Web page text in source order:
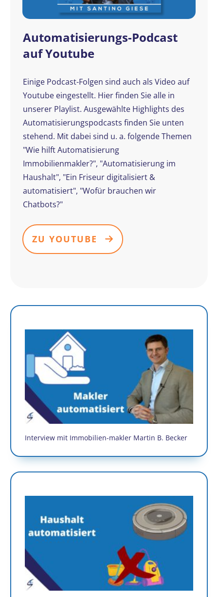
Automatisierungs-Podcast
auf Youtube
Einige Podcast-Folgen sind auch als Video auf
Youtube eingestellt. Hier finden Sie alle in
unserer Playlist. Ausgewählte Highlights des
Automatisierungspodcasts finden Sie unten
stehend. Mit dabei sind u. a. folgende Themen
"Wie hilft Automatisierung
Immobilienmakler?", "Automatisierung im
Haushalt", "Ein Friseur digitalisiert &
automatisiert", "Wofür brauchen wir
Chatbots?"
ZU YOUTUBE
Interview mit Immobilien-makler Martin B. Becker